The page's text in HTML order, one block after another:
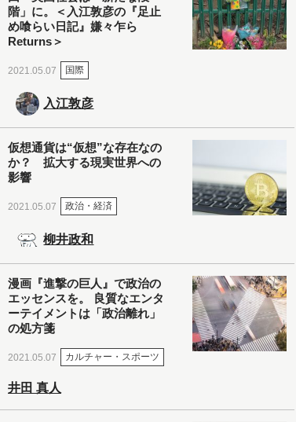
階」に。＜入江敦彦の『足止
め喰らい日記』嫌々乍ら
Returns＞
2021.05.07 国際
入江敦彦
仮想通貨は“仮想”な存在なの
か？ 拡大する現実世界への
影響
2021.05.07 政治・経済
柳井政和
漫画『進撃の巨人』で政治の
エッセンスを。 良質なエンタ
ーテイメントは「政治離れ」
の処方箋
2021.05.07 カルチャー・スポーツ
井田 真人